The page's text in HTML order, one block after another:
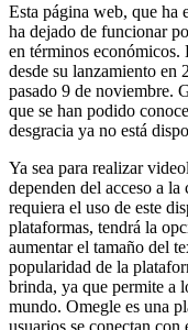
Esta página web, que ha
ha dejado de funcionar
en términos
desde su lanzamiento en
pasado 9 de noviembre.
que se han podido
desgracia ya no está
Ya sea para realizar
dependen del acceso a
requiera el uso de este
plataformas, tendrá la
aumentar el tamaño del
popularidad de la
brinda, ya que permite a
mundo. Omegle es una
usuarios se conectan